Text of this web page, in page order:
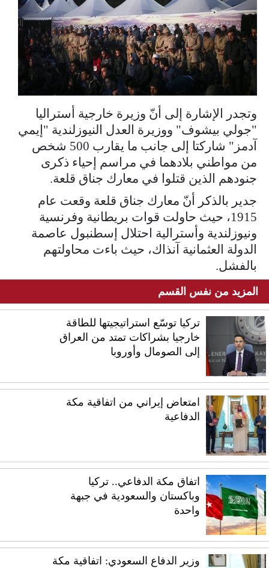
وتجدر الإشارة إلى أنّ وزيرة خارجية أستراليا
"جولي بيشوف" ووزيرة العدل النيوزلندية "إيمي
آدمز" شاركتا إلى جانب ما يقارب 500 شخص
من مواطني بلادهما في مراسم إحياء ذكرى
جنودهم الذين قتلوا في معارك جناق قلعة.
جدير بالذكر أنّ معارك جناق قلعة وقعت عام
1915، حيث حاولت قوات بريطانية وفرنسية
ونيوزلندية وأسترالية احتلال إسطنبول عاصمة
الدولة العثمانية آنذاك، حيث باءت محاولتهم
بالفشل.
المزيد من نفس القسم
تركيا توسّع استراتيجيتها للطاقة
خارجيا بشراكات تمتد من العراق
إلى الصومال وأوروبا
امتعاض إيراني من اتفاقية مكة
الدفاعية
اتفاق مكة الدفاعي.. تركيا
وباكستان والسعودية في جبهة
واحدة
وزير الدفاع السعودي: اتفاقية مكة